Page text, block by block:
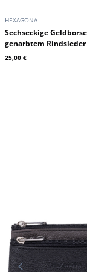
HEXAGONA
Sechseckige Geldborse aus
genarbtem Rindsleder
25,00 €